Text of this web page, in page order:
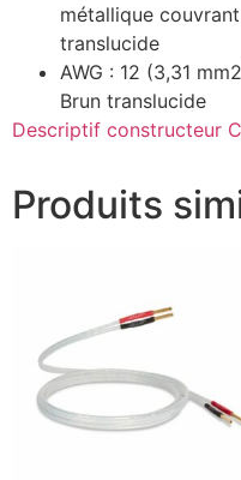
métallique
translucide
AWG : 12 (3,31
Brun translucide
Descriptif constructeur
Produits